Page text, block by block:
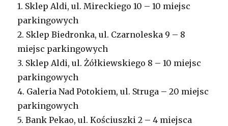
1. Sklep Aldi, ul. Mireckiego 10 – 10 miejsc
parkingowych
2. Sklep Biedronka, ul. Czarnoleska 9 – 8
miejsc parkingowych
3. Sklep Aldi, ul. Żółkiewskiego 8 – 10 miejsc
parkingowych
4. Galeria Nad Potokiem, ul. Struga – 20 miejsc
parkingowych
5. Bank Pekao, ul. Kościuszki 2 – 4 miejsca